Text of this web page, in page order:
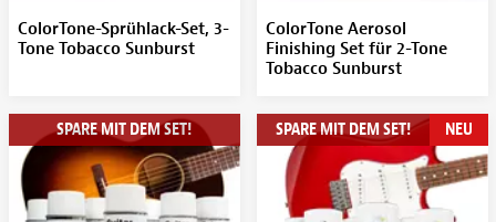
ColorTone-Sprühlack-Set, 3-
Tone Tobacco Sunburst
ColorTone Aerosol
Finishing Set für 2-Tone
Tobacco Sunburst
SPARE MIT DEM SET! SPARE MIT DEM SET! NEU